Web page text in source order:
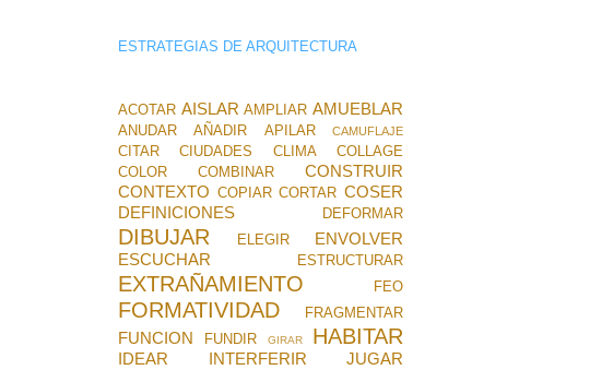
ESTRATEGIAS DE ARQUITECTURA
ACOTAR AISLAR AMPLIAR AMUEBLAR
ANUDAR AÑADIR APILAR CAMUFLAJE
CITAR CIUDADES CLIMA
COLLAGE
COLOR
COMBINAR
CONSTRUIR
CONTEXTO COPIAR CORTAR COSER
DEFINICIONES
DEFORMAR
DIBUJAR ELEGIR
ENVOLVER
ESCUCHAR
ESTRUCTURAR
EXTRAÑAMIENTO FEO
FORMATIVIDAD FRAGMENTAR
FUNCION FUNDIR GIRAR HABITAR
IDEAR INTERFERIR JUGAR